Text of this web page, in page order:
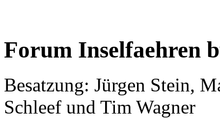
Forum Inselfaehren
Besatzung: Jürgen Stein,
Schleef und Tim Wagner